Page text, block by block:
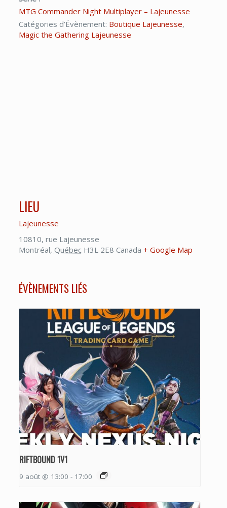
MTG Commander Night Multiplayer – Lajeunesse
Catégories d’Évènement: Boutique Lajeunesse,
Magic the Gathering Lajeunesse
LIEU
Lajeunesse
10810, rue Lajeunesse
Montréal, Québec H3L 2E8 Canada + Google Map
ÉVÈNEMENTS LIÉS
RIFTBOUND 1V1
9 août @ 13:00 - 17:00